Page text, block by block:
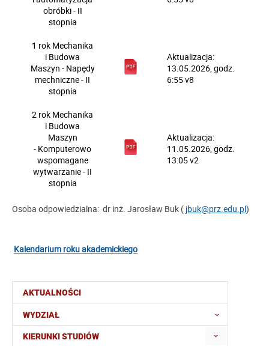
AKTUALNOŚCI
WYDZIAŁ
KIERUNKI STUDIÓW
obróbki - II
stopnia
1 rok Mechanika
i Budowa
Maszyn - Napędy
mechniczne - II
stopnia
Aktualizacja:
13.05.2026, godz.
6:55 v8
2 rok Mechanika
i Budowa
Maszyn
- Komputerowo
wspomagane
wytwarzanie - II
stopnia
Aktualizacja:
11.05.2026, godz.
13:05 v2
Osoba odpowiedzialna: dr inż. Jarosław Buk ( jbuk@prz.edu.pl)
Kalendarium roku akademickiego